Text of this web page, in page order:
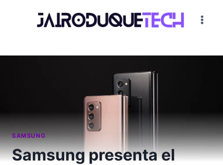
SAMSUNG
Samsung presenta el